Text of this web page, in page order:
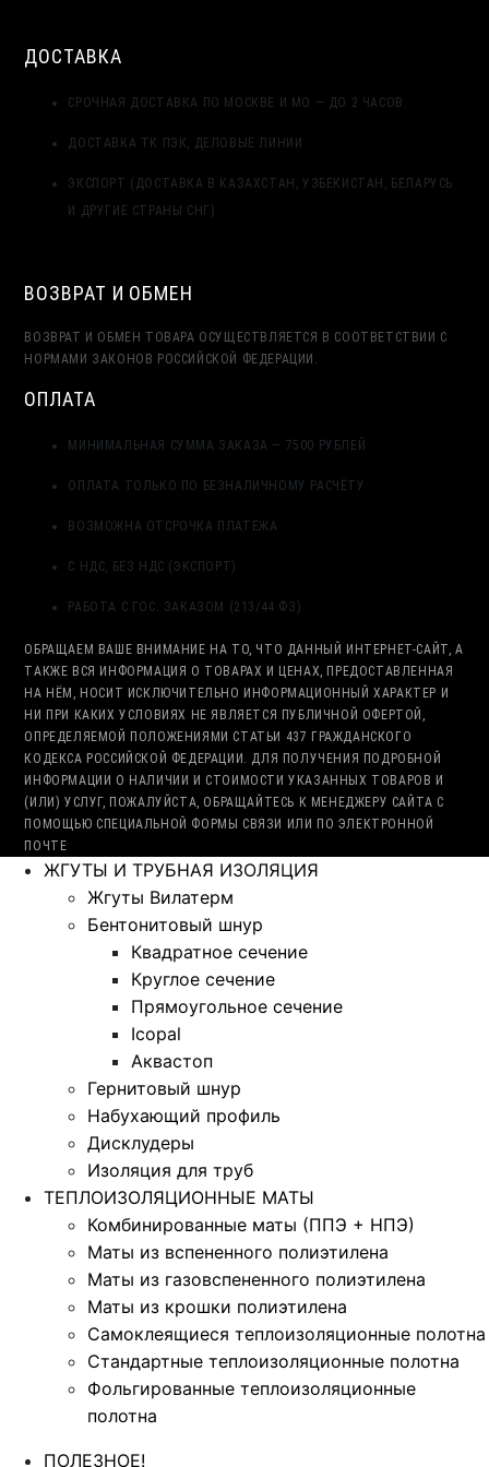
ДОСТАВКА
СРОЧНАЯ ДОСТАВКА ПО МОСКВЕ И МО — ДО 2 ЧАСОВ.
ДОСТАВКА ТК ПЭК, ДЕЛОВЫЕ ЛИНИИ
ЭКСПОРТ (ДОСТАВКА В КАЗАХСТАН, УЗБЕКИСТАН, БЕЛАРУСЬ
И ДРУГИЕ СТРАНЫ СНГ)
ВОЗВРАТ И ОБМЕН
ВОЗВРАТ И ОБМЕН ТОВАРА ОСУЩЕСТВЛЯЕТСЯ В СООТВЕТСТВИИ С
НОРМАМИ ЗАКОНОВ РОССИЙСКОЙ ФЕДЕРАЦИИ.
ОПЛАТА
МИНИМАЛЬНАЯ СУММА ЗАКАЗА — 7500 РУБЛЕЙ
ОПЛАТА ТОЛЬКО ПО БЕЗНАЛИЧНОМУ РАСЧЁТУ
ВОЗМОЖНА ОТСРОЧКА ПЛАТЕЖА
С НДС, БЕЗ НДС (ЭКСПОРТ)
РАБОТА С ГОС. ЗАКАЗОМ (213/44 ФЗ)
ОБРАЩАЕМ ВАШЕ ВНИМАНИЕ НА ТО, ЧТО ДАННЫЙ ИНТЕРНЕТ-САЙТ, А
ТАКЖЕ ВСЯ ИНФОРМАЦИЯ О ТОВАРАХ И ЦЕНАХ, ПРЕДОСТАВЛЕННАЯ
НА НЁМ, НОСИТ ИСКЛЮЧИТЕЛЬНО ИНФОРМАЦИОННЫЙ ХАРАКТЕР И
НИ ПРИ КАКИХ УСЛОВИЯХ НЕ ЯВЛЯЕТСЯ ПУБЛИЧНОЙ ОФЕРТОЙ,
ОПРЕДЕЛЯЕМОЙ ПОЛОЖЕНИЯМИ СТАТЬИ 437 ГРАЖДАНСКОГО
КОДЕКСА РОССИЙСКОЙ ФЕДЕРАЦИИ. ДЛЯ ПОЛУЧЕНИЯ ПОДРОБНОЙ
ИНФОРМАЦИИ О НАЛИЧИИ И СТОИМОСТИ УКАЗАННЫХ ТОВАРОВ И
(ИЛИ) УСЛУГ, ПОЖАЛУЙСТА, ОБРАЩАЙТЕСЬ К МЕНЕДЖЕРУ САЙТА С
ПОМОЩЬЮ СПЕЦИАЛЬНОЙ ФОРМЫ СВЯЗИ ИЛИ ПО ЭЛЕКТРОННОЙ
ПОЧТЕ
ЖГУТЫ И ТРУБНАЯ ИЗОЛЯЦИЯ
Жгуты Вилатерм
Бентонитовый шнур
Квадратное сечение
Круглое сечение
Прямоугольное сечение
Icopal
Аквастоп
Гернитовый шнур
Набухающий профиль
Дисклудеры
Изоляция для труб
ТЕПЛОИЗОЛЯЦИОННЫЕ МАТЫ
Комбинированные маты (ППЭ + НПЭ)
Маты из вспененного полиэтилена
Маты из газовспененного полиэтилена
Маты из крошки полиэтилена
Самоклеящиеся теплоизоляционные полотна
Стандартные теплоизоляционные полотна
Фольгированные теплоизоляционные
полотна
ПОЛЕЗНОЕ!